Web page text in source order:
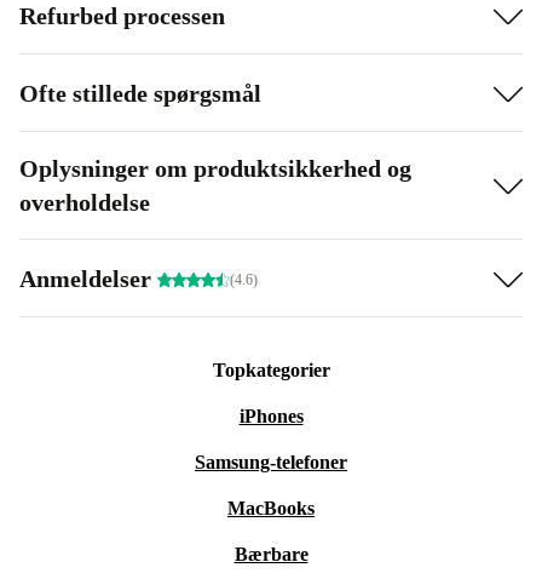
Refurbed processen
Ofte stillede spørgsmål
Oplysninger om produktsikkerhed og
overholdelse
Anmeldelser (4.6)
Topkategorier
iPhones
Samsung-telefoner
MacBooks
Bærbare